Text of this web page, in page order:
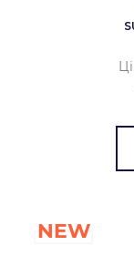
NEW